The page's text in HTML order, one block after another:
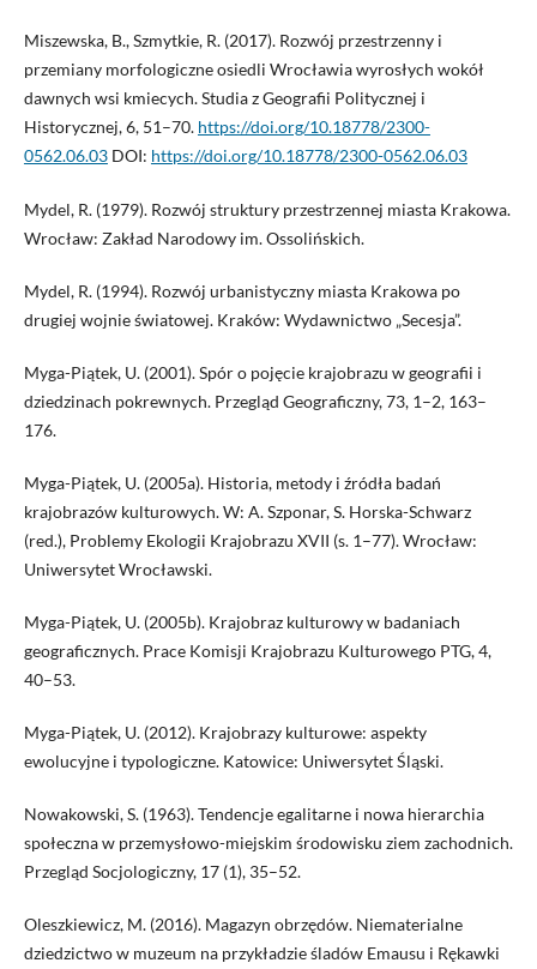
Miszewska, B., Szmytkie, R. (2017). Rozwój przestrzenny i
przemiany morfologiczne osiedli Wrocławia wyrosłych wokół
dawnych wsi kmiecych. Studia z Geografii Politycznej i
Historycznej, 6, 51–70. https://doi.org/10.18778/2300-
0562.06.03DOI: https://doi.org/10.18778/2300-0562.06.03
Mydel, R. (1979). Rozwój struktury przestrzennej miasta Krakowa.
Wrocław: Zakład Narodowy im. Ossolińskich.
Mydel, R. (1994). Rozwój urbanistyczny miasta Krakowa po
drugiej wojnie światowej. Kraków: Wydawnictwo „Secesja”.
Myga-Piątek, U. (2001). Spór o pojęcie krajobrazu w geografii i
dziedzinach pokrewnych. Przegląd Geograficzny, 73, 1–2, 163–
176.
Myga-Piątek, U. (2005a). Historia, metody i źródła badań
krajobrazów kulturowych. W: A. Szponar, S. Horska-Schwarz
(red.), Problemy Ekologii Krajobrazu XVII (s. 1–77). Wrocław:
Uniwersytet Wrocławski.
Myga-Piątek, U. (2005b). Krajobraz kulturowy w badaniach
geograficznych. Prace Komisji Krajobrazu Kulturowego PTG, 4,
40–53.
Myga-Piątek, U. (2012). Krajobrazy kulturowe: aspekty
ewolucyjne i typologiczne. Katowice: Uniwersytet Śląski.
Nowakowski, S. (1963). Tendencje egalitarne i nowa hierarchia
społeczna w przemysłowo-miejskim środowisku ziem zachodnich.
Przegląd Socjologiczny, 17 (1), 35–52.
Oleszkiewicz, M. (2016). Magazyn obrzędów. Niematerialne
dziedzictwo w muzeum na przykładzie śladów Emausu i Rękawki